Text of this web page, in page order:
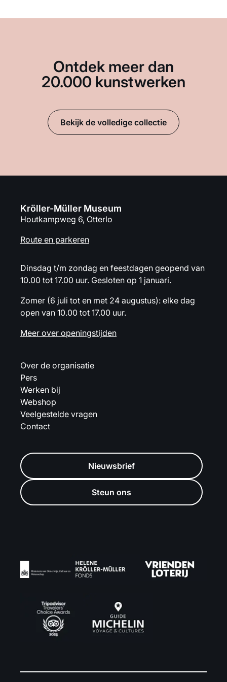
Ontdek meer dan
20.000 kunstwerken
Bekijk de volledige collectie
Kröller-Müller Museum
Houtkampweg 6, Otterlo
Route en parkeren
Dinsdag t/m zondag en feestdagen geopend van
10.00 tot 17.00 uur. Gesloten op 1 januari.
Zomer (6 juli tot en met 24 augustus): elke dag
open van 10.00 tot 17.00 uur.
Meer over openingstijden
Over de organisatie
Pers
Werken bij
Webshop
Veelgestelde vragen
Contact
Nieuwsbrief
Steun ons